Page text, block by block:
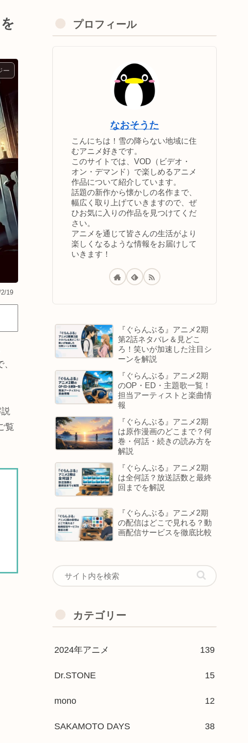
ー
19
覧
プロフィール
なおそうた
こんにちは！雪の降らない地域に住
むアニメ好きです。
このサイトでは、VOD（ビデオ・
オン・デマンド）で楽しめるアニメ
作品について紹介しています。
話題の新作から懐かしの名作まで、
幅広く取り上げていきますので、ぜ
ひお気に入りの作品を見つけてくだ
さい。
アニメを通じて皆さんの生活がより
楽しくなるような情報をお届けして
いきます！
『ぐらんぶる』アニメ2期
第2話ネタバレ＆見どこ
ろ！笑いが加速した注目シ
ーンを解説
『ぐらんぶる』アニメ2期
のOP・ED・主題歌一覧！
担当アーティストと楽曲情
報
『ぐらんぶる』アニメ2期
は原作漫画のどこまで？何
巻・何話・続きの読み方を
解説
『ぐらんぶる』アニメ2期
は全何話？放送話数と最終
回までを解説
『ぐらんぶる』アニメ2期
の配信はどこで見れる？動
画配信サービスを徹底比較
カテゴリー
2024年アニメ 139
Dr.STONE 15
mono 12
SAKAMOTO DAYS 38